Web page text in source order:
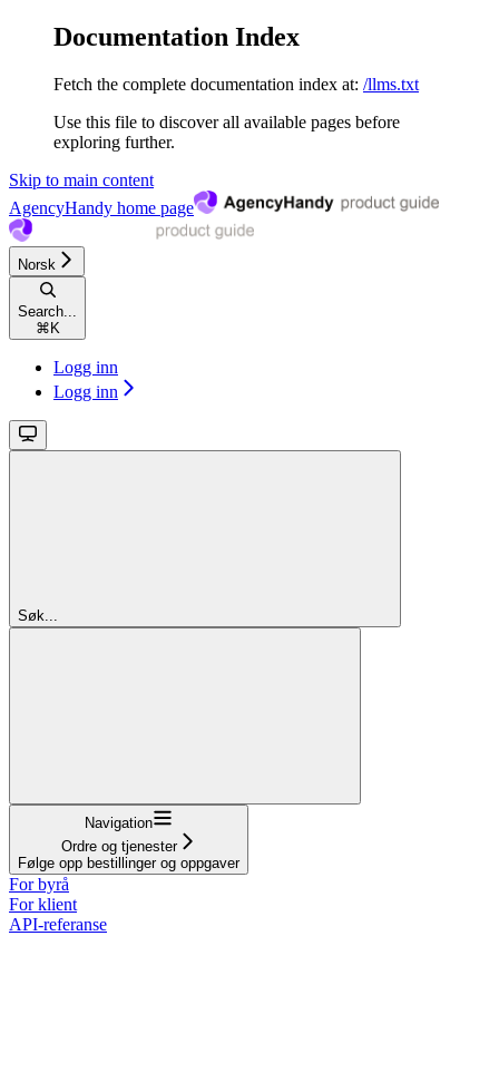
Documentation Index
Fetch the complete documentation index at: /llms.txt
Use this file to discover all available pages before
exploring further.
Skip to main content
AgencyHandy home page
Norsk
Search...
⌘ K
Logg inn
Logg inn
Søk...
Navigation
Ordre og tjenester
Følge opp bestillinger og oppgaver
For byrå
For klient
API-referanse